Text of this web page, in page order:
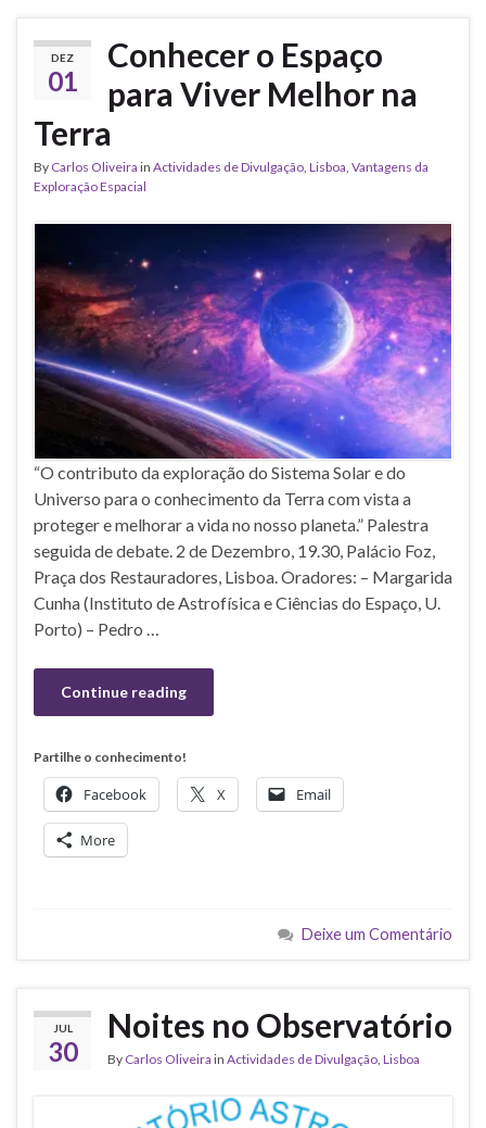
DEZ
01
Conhecer o Espaço
para Viver Melhor na
Terra
By Carlos Oliveira in Actividades de Divulgação Lisboa Vantagens da
Exploração Espacial
“O contributo da exploração do Sistema Solar e do
Universo para o conhecimento da Terra com vista a
proteger e melhorar a vida no nosso planeta.” Palestra
seguida de debate. 2 de Dezembro, 19.30, Palácio Foz,
Praça dos Restauradores, Lisboa. Oradores: – Margarida
Cunha (Instituto de Astrofísica e Ciências do Espaço, U.
Porto) – Pedro …
Continue reading
Partilhe o conhecimento!
Facebook X Email
More
Deixe um Comentário
JUL
30
Noites no Observatório
By Carlos Oliveira in Actividades de Divulgação, Lisboa